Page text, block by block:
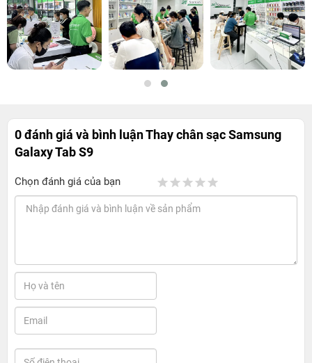
0 đánh giá và bình luậnThay chân sạc Samsung
Galaxy Tab S9
Chọn đánh giá của bạn